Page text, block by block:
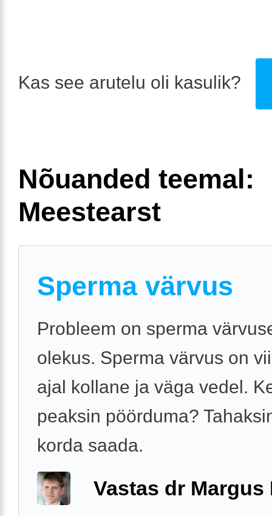
Kas see arutelu oli kasulik?
Nõuanded teemal:
Meestearst
Sperma värvus
Probleem on sperma
olekus. Sperma värvus on
ajal kollane ja väga vedel.
peaksin pöörduma?
korda saada.
Vastas dr Margus